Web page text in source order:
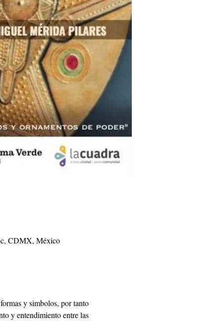
CDMX, México
y simbolos, por tanto
y entendimiento entre las